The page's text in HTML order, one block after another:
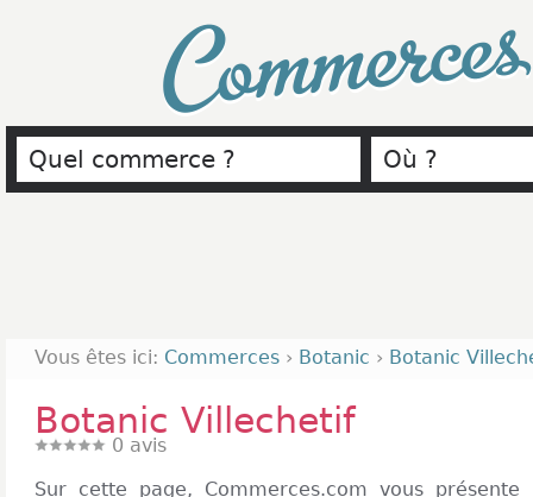
Vous êtes ici: Commerces › Botanic › Botanic
Botanic Villechetif
0 avis
Sur cette page, Commerces.com vous présente